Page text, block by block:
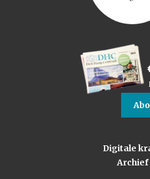
Digitale
Archief